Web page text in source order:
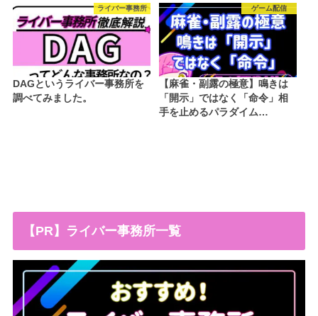
ライバー事務所
DAGというライバー事務所を
調べてみました。
ゲーム配信
【麻雀・副露の極意】鳴きは
「開示」ではなく「命令」相
手を止めるパラダイム…
【PR】ライバー事務所一覧